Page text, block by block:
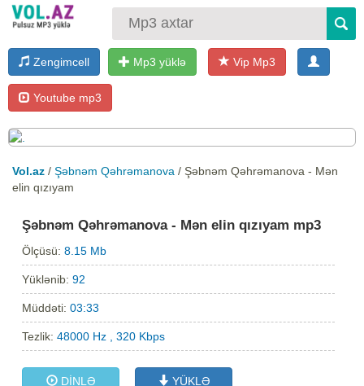
Zengimcell Mp3 yüklə Vip Mp3
Youtube mp3
Vol.az / Şəbnəm Qəhrəmanova / Şəbnəm Qəhrəmanova - Mən
elin qızıyam
Şəbnəm Qəhrəmanova - Mən elin qızıyam mp3
Ölçüsü:8.15 Mb
Yüklənib:92
Müddəti:03:33
Tezlik:48000 Hz , 320 Kbps
DİNLƏ YÜKLƏ